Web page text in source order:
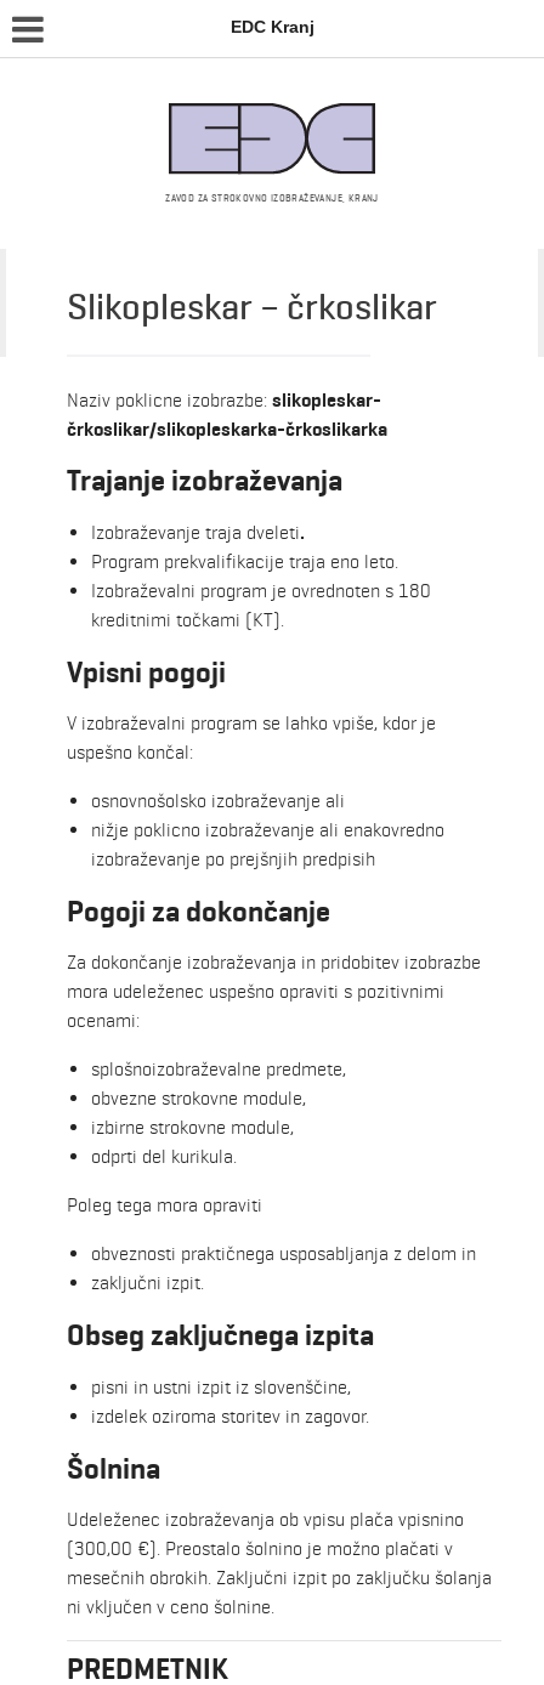
EDC Kranj
ZAVOD ZA STROKOVNO IZOBRAŽEVANJE, KRANJ
Srednja šola – izobraževalni programi
Slikopleskar – črkoslikar
Naziv poklicne izobrazbe: slikopleskar-
črkoslikar/slikopleskarka-črkoslikarka
Trajanje izobraževanja
Izobraževanje traja dveleti.
Program prekvalifikacije traja eno leto.
Izobraževalni program je ovrednoten s 180
kreditnimi točkami (KT).
Vpisni pogoji
V izobraževalni program se lahko vpiše, kdor je
uspešno končal:
osnovnošolsko izobraževanje ali
nižje poklicno izobraževanje ali enakovredno
izobraževanje po prejšnjih predpisih
Pogoji za dokončanje
Za dokončanje izobraževanja in pridobitev izobrazbe
mora udeleženec uspešno opraviti s pozitivnimi
ocenami:
splošnoizobraževalne predmete,
obvezne strokovne module,
izbirne strokovne module,
odprti del kurikula.
Poleg tega mora opraviti
obveznosti praktičnega usposabljanja z delom in
zaključni izpit.
Obseg zaključnega izpita
pisni in ustni izpit iz slovenščine,
izdelek oziroma storitev in zagovor.
Šolnina
Udeleženec izobraževanja ob vpisu plača vpisnino
(300,00 €). Preostalo šolnino je možno plačati v
mesečnih obrokih. Zaključni izpit po zaključku šolanja
ni vključen v ceno šolnine.
PREDMETNIK